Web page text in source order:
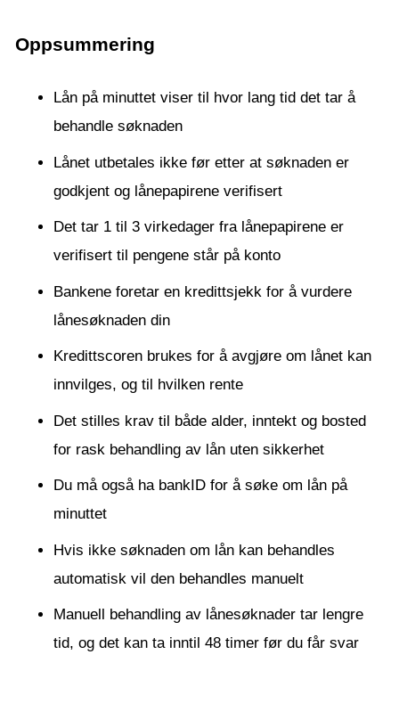
Oppsummering
Lån på minuttet viser til hvor lang tid det tar å
behandle søknaden
Lånet utbetales ikke før etter at søknaden er
godkjent og lånepapirene verifisert
Det tar 1 til 3 virkedager fra lånepapirene er
verifisert til pengene står på konto
Bankene foretar en kredittsjekk for å vurdere
lånesøknaden din
Kredittscoren brukes for å avgjøre om lånet kan
innvilges, og til hvilken rente
Det stilles krav til både alder, inntekt og bosted
for rask behandling av lån uten sikkerhet
Du må også ha bankID for å søke om lån på
minuttet
Hvis ikke søknaden om lån kan behandles
automatisk vil den behandles manuelt
Manuell behandling av lånesøknader tar lengre
tid, og det kan ta inntil 48 timer før du får svar